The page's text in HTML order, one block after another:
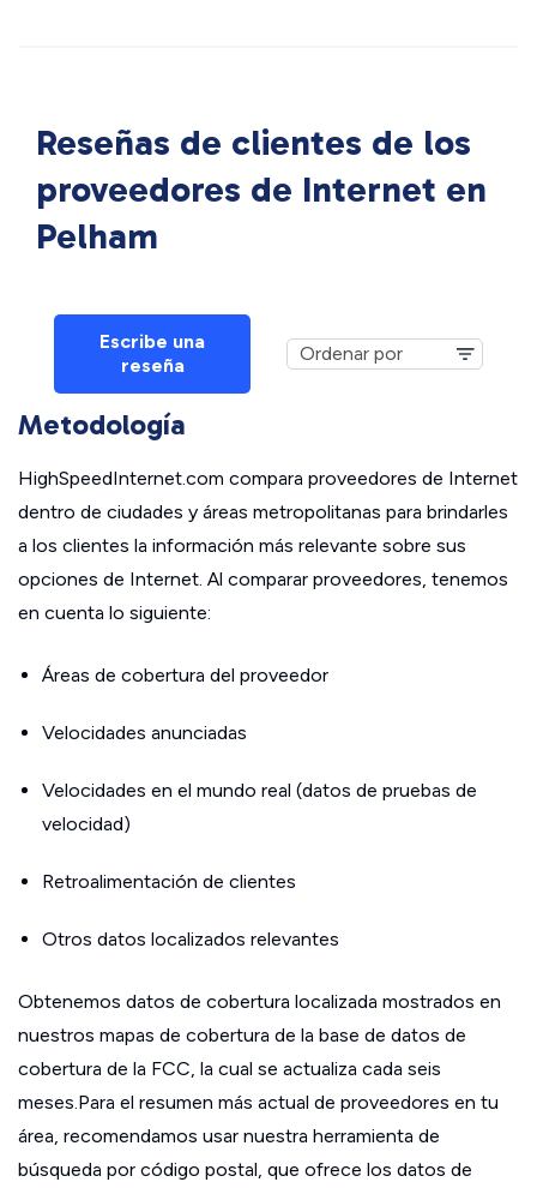
Reseñas de clientes de los
proveedores de Internet en
Pelham
Escribe una
reseña
Metodología
HighSpeedInternet.com compara proveedores de Internet
dentro de ciudades y áreas metropolitanas para brindarles
a los clientes la información más relevante sobre sus
opciones de Internet. Al comparar proveedores, tenemos
en cuenta lo siguiente:
Áreas de cobertura del proveedor
Velocidades anunciadas
Velocidades en el mundo real (datos de pruebas de
velocidad)
Retroalimentación de clientes
Otros datos localizados relevantes
Obtenemos datos de cobertura localizada mostrados en
nuestros mapas de cobertura de la base de datos de
cobertura de la FCC, la cual se actualiza cada seis
meses.Para el resumen más actual de proveedores en tu
área, recomendamos usar nuestra herramienta de
búsqueda por código postal, que ofrece los datos de